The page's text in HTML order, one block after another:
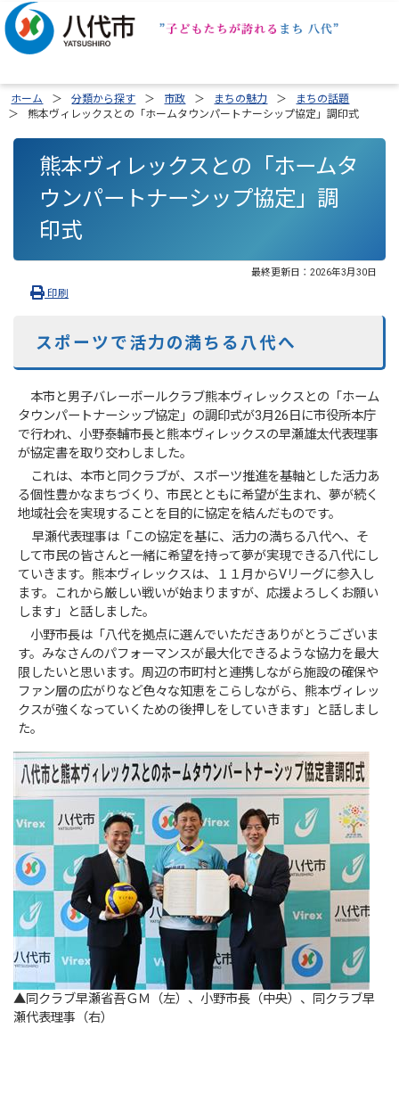
ホーム 分類から探す 市政 まちの魅力
まちの話題
熊本ヴィレックスとの「ホームタウンパートナーシップ協定」調印式
熊本ヴィレックスとの「ホームタ
ウンパートナーシップ協定」調
印式
最終更新日： 2026年3月30日
印刷
スポーツで活力の満ちる八代へ
本市と男子バレーボールクラブ熊本ヴィレックスとの「ホーム
タウンパートナーシップ協定」の調印式が3月26日に市役所本庁
で行われ、小野泰輔市長と熊本ヴィレックスの早瀬雄太代表理事
が協定書を取り交わしました。
これは、本市と同クラブが、スポーツ推進を基軸とした活力あ
る個性豊かなまちづくり、市民とともに希望が生まれ、夢が続く
地域社会を実現することを目的に協定を結んだものです。
早瀬代表理事は「この協定を基に、活力の満ちる八代へ、そ
して市民の皆さんと一緒に希望を持って夢が実現できる八代にし
ていきます。熊本ヴィレックスは、１１月からVリーグに参入し
ます。これから厳しい戦いが始まりますが、応援よろしくお願い
します」と話しました。
小野市長は「八代を拠点に選んでいただきありがとうございま
す。みなさんのパフォーマンスが最大化できるような協力を最大
限したいと思います。周辺の市町村と連携しながら施設の確保や
ファン層の広がりなど色々な知恵をこらしながら、熊本ヴィレッ
クスが強くなっていくための後押しをしていきます」と話しまし
た。
▲同クラブ早瀬省吾ＧＭ（左）、小野市長（中央）、同クラブ早
瀬代表理事（右）